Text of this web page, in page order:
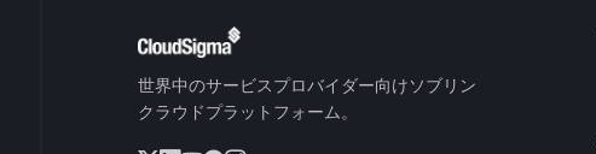
世界中のサービスプロバイダー向けソブリン
クラウドプラットフォーム。